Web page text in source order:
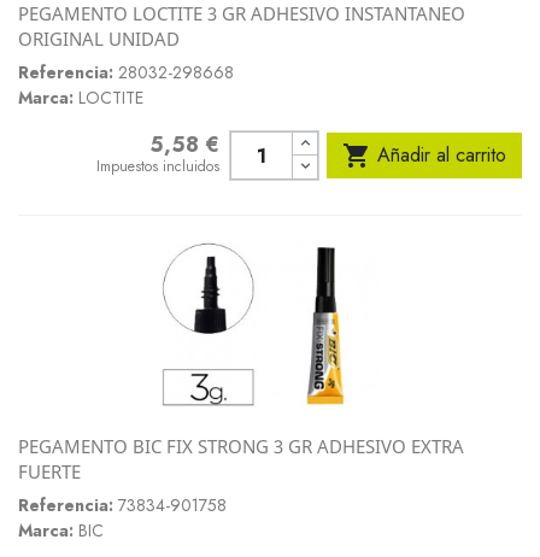
PEGAMENTO LOCTITE 3 GR ADHESIVO INSTANTANEO
ORIGINAL UNIDAD
Referencia: 28032-298668
Marca: LOCTITE
5,58 €
Impuestos incluidos  Añadir al carrito
PEGAMENTO BIC FIX STRONG 3 GR ADHESIVO EXTRA
FUERTE
Referencia: 73834-901758
Marca: BIC